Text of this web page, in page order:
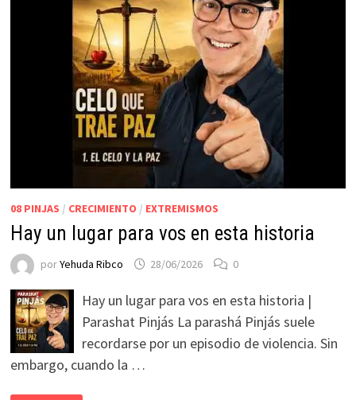
08 PINJAS / CRECIMIENTO / EXTREMISMOS
Hay un lugar para vos en esta historia
porYehuda Ribco 28/06/2026 0
Hay un lugar para vos en esta historia |
Parashat Pinjás La parashá Pinjás suele
recordarse por un episodio de violencia. Sin
embargo, cuando la …